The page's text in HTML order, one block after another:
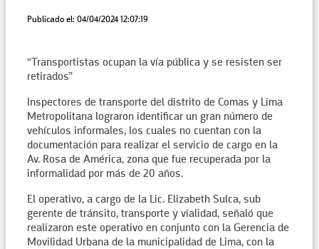
Publicado el: 04/04/2024 12:07:19
“Transportistas ocupan la vía pública y se resisten ser
retirados”
Inspectores de transporte del distrito de Comas y Lima
Metropolitana lograron identificar un gran número de
vehículos informales, los cuales no cuentan con la
documentación para realizar el servicio de cargo en la
Av. Rosa de América, zona que fue recuperada por la
informalidad por más de 20 años.
El operativo, a cargo de la Lic. Elizabeth Sulca, sub
gerente de tránsito, transporte y vialidad, señaló que
realizaron este operativo en conjunto con la Gerencia de
Movilidad Urbana de la municipalidad de Lima, con la